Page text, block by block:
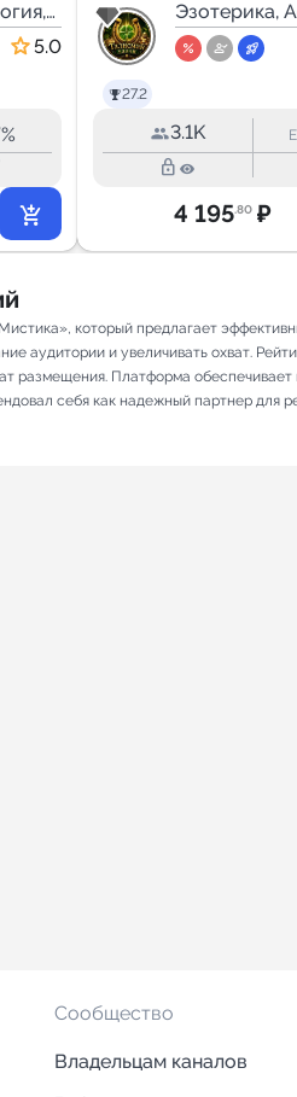
5.0
27.2
Приметы
Народная
Эзотерика,
Мистика
3.1K
lock_outline
4 195.80 ₽
который предлагает
аудитории и увеличивать охват.
Платформа
себя как надежный партнер для
Сообщество
Владельцам каналов